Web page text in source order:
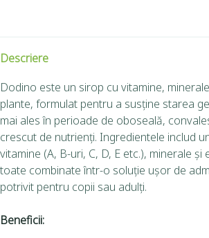
Descriere
Dodino este un sirop cu vitamine,
plante, formulat pentru a susţine starea
mai ales în perioade de oboseală,
crescut de nutrienți. Ingredientele includ
vitamine (A, B-uri, C, D, E etc.), minerale
toate combinate într-o soluţie ușor de
potrivit pentru copii sau adulți.
Beneficii: